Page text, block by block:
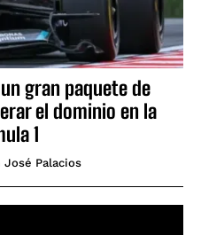
gran paquete de
el dominio en la
1
José Palacios